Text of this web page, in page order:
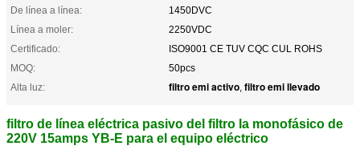
De línea a línea:
1450DVC
Línea a moler:
2250VDC
Certificado:
ISO9001 CE TUV CQC CUL ROHS
MOQ:
50pcs
Alta luz:
filtro emi activo, filtro emi llevado
filtro de línea eléctrica pasivo del filtro la monofásico de
220V 15amps YB-E para el equipo eléctrico